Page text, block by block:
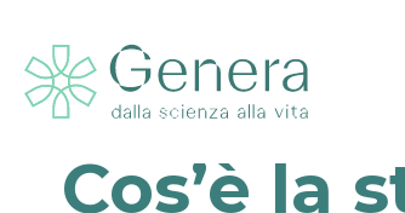
Cos’è la